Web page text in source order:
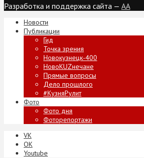
Разработка и поддержка сайта — AA
Новости
Публикации
Гид
Точка зрения
Новокузнецк-400
НовоKUZнечане
Прямые вопросы
Дело прошлого
#КузняРулит
Фото
Фото дня
Фоторепортажи
VK
ОК
Youtube